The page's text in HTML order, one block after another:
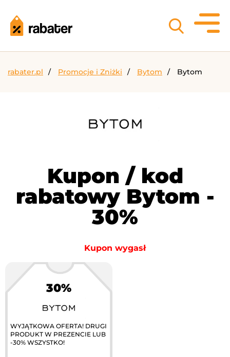
rabater.pl Promocje i Zniżki Bytom Bytom
Kupon / kod
rabatowy Bytom -
30%
Kupon wygasł
30%
WYJĄTKOWA OFERTA! DRUGI
PRODUKT W PREZENCIE LUB
-30% WSZYSTKO!